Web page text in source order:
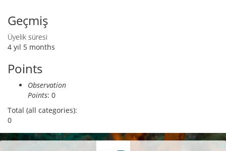
Geçmiş
Üyelik süresi
4 yıl 5 months
Points
Observation
Points: 0
Total (all categories):
0